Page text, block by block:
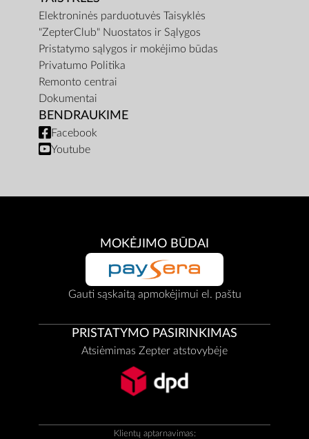
Elektroninės parduotuvės Taisyklės
"ZepterClub" Nuostatos ir Sąlygos
Pristatymo sąlygos ir mokėjimo būdas
Privatumo Politika
Remonto centrai
Dokumentai
BENDRAUKIME
Facebook
Youtube
MOKĖJIMO BŪDAI
Gauti sąskaitą apmokėjimui el. paštu
PRISTATYMO PASIRINKIMAS
Atsiėmimas Zepter atstovybėje
Klientų aptarnavimas: